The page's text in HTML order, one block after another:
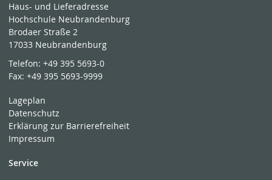
Haus- und Lieferadresse
Hochschule Neubrandenburg
Brodaer Straße 2
17033 Neubrandenburg
Telefon:+49 395 5693-0
Fax:+49 395 5693-9999
Lageplan
Datenschutz
Erklärung zur Barrierefreiheit
Impressum
Service